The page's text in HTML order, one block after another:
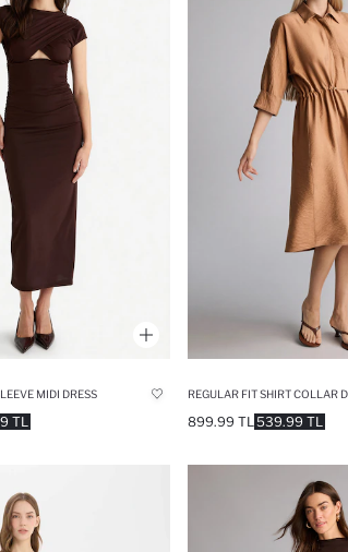
MIDI DRESS
TL
REGULAR FIT SHIRT COLLAR
539.99 TL
899.99 TL